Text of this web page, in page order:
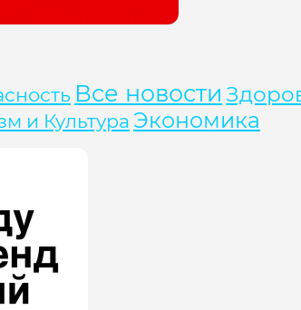
Все новости
и Культура Экономика